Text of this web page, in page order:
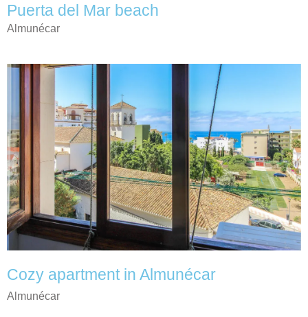
Puerta del Mar beach
Almunécar
Cozy apartment in Almunécar
Almunécar